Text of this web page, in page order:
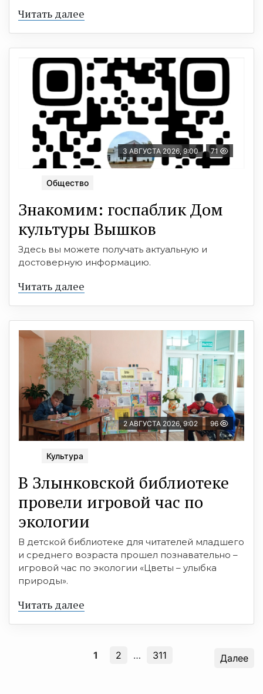
Читать далее
3 АВГУСТА 2026, 9:00 71
Общество
Знакомим: госпаблик Дом
культуры Вышков
Здесь вы можете получать актуальную и
достоверную информацию.
Читать далее
2 АВГУСТА 2026, 9:02 96
Культура
В Злынковской библиотеке
провели игровой час по
экологии
В детской библиотеке для читателей младшего
и среднего возраста прошел познавательно –
игровой час по экологии «Цветы – улыбка
природы».
Читать далее
1 2 … 311 Далее